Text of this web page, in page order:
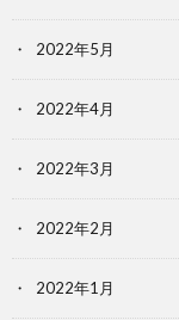
2022年5月
2022年4月
2022年3月
2022年2月
2022年1月